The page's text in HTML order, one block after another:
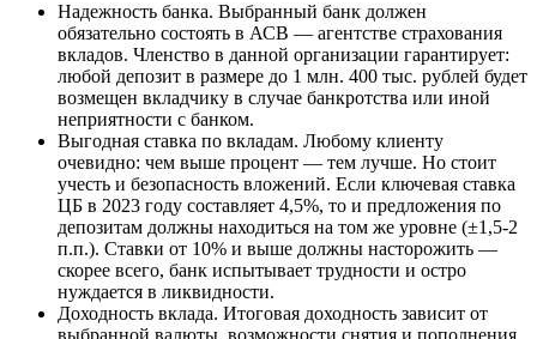
Надежность банка. Выбранный банк должен
обязательно состоять в АСВ — агентстве страхования
вкладов. Членство в данной организации гарантирует:
любой депозит в размере до 1 млн. 400 тыс. рублей будет
возмещен вкладчику в случае банкротства или иной
неприятности с банком.
Выгодная ставка по вкладам. Любому клиенту
очевидно: чем выше процент — тем лучше. Но стоит
учесть и безопасность вложений. Если ключевая ставка
ЦБ в 2023 году составляет 4,5%, то и предложения по
депозитам должны находиться на том же уровне (±1,5-2
п.п.). Ставки от 10% и выше должны насторожить —
скорее всего, банк испытывает трудности и остро
нуждается в ликвидности.
Доходность вклада. Итоговая доходность зависит от